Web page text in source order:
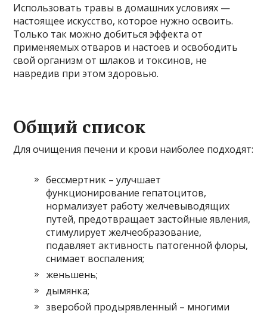
Использовать травы в домашних условиях —
настоящее искусство, которое нужно освоить.
Только так можно добиться эффекта от
применяемых отваров и настоев и освободить
свой организм от шлаков и токсинов, не
навредив при этом здоровью.
Общий список
Для очищения печени и крови наиболее подходят:
бессмертник – улучшает
функционирование гепатоцитов,
нормализует работу желчевыводящих
путей, предотвращает застойные явления,
стимулирует желчеобразование,
подавляет активность патогенной флоры,
снимает воспаления;
женьшень;
дымянка;
зверобой продырявленный – многими